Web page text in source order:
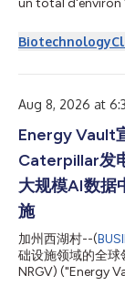
un total d'environ
cadre de la
PharmaEssentia
violations
Biotechnology
Aug 8, 2026 at
Energy Vault
Caterpillar发
大规模AI数据
施
加州西湖村--(
础设施领域的全球
NRGV) ("Energy